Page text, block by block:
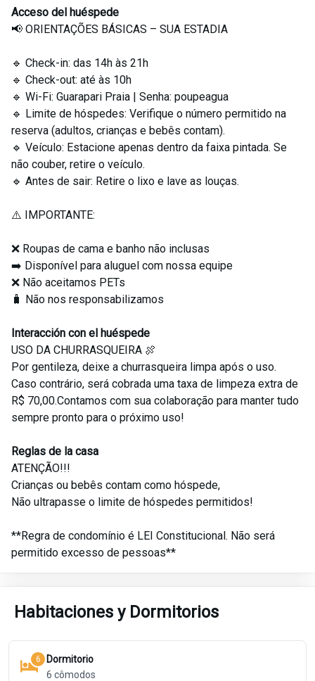
Acceso del huéspede
📢 ORIENTAÇÕES BÁSICAS – SUA ESTADIA
🔹 Check-in: das 14h às 21h
🔹 Check-out: até às 10h
🔹 Wi-Fi: Guarapari Praia | Senha: poupeagua
🔹 Limite de hóspedes: Verifique o número permitido na
reserva (adultos, crianças e bebês contam).
🔹 Veículo: Estacione apenas dentro da faixa pintada. Se
não couber, retire o veículo.
🔹 Antes de sair: Retire o lixo e lave as louças.
⚠️ IMPORTANTE:
❌ Roupas de cama e banho não inclusas
➡️ Disponível para aluguel com nossa equipe
❌ Não aceitamos PETs
🧳 Não nos responsabilizamos
Interacción con el huéspede
USO DA CHURRASQUEIRA 🍖
Por gentileza, deixe a churrasqueira limpa após o uso.
Caso contrário, será cobrada uma taxa de limpeza extra de
R$ 70,00.Contamos com sua colaboração para manter tudo
sempre pronto para o próximo uso!
Reglas de la casa
ATENÇÃO!!!
Crianças ou bebês contam como hóspede,
Não ultrapasse o limite de hóspedes permitidos!
**Regra de condomínio é LEI Constitucional. Não será
permitido excesso de pessoas**
Habitaciones y Dormitorios
6
Dormitorio
6 cômodos